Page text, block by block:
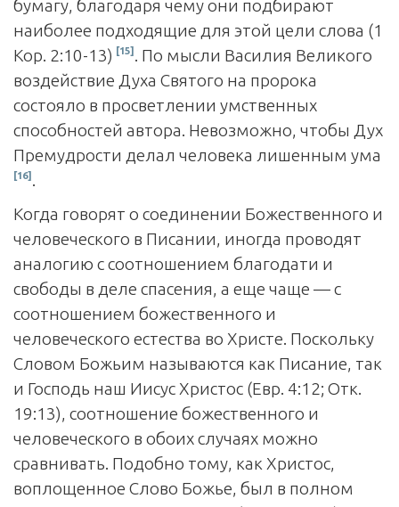
бумагу, благодаря чему они подбирают
наиболее подходящие для этой цели слова (1
Кор. 2:10-13) [15] . По мысли Василия Великого
воздействие Духа Святого на пророка
состояло в просветлении умственных
способностей автора. Невозможно, чтобы Дух
Премудрости делал человека лишенным ума
[16] .
Когда говорят о соединении Божественного и
человеческого в Писании, иногда проводят
аналогию с соотношением благодати и
свободы в деле спасения, а еще чаще — с
соотношением божественного и
человеческого естества во Христе. Поскольку
Словом Божьим называются как Писание, так
и Господь наш Иисус Христос (Евр. 4:12; Отк.
19:13), соотношение божественного и
человеческого в обоих случаях можно
сравнивать. Подобно тому, как Христос,
воплощенное Слово Божье, был в полном